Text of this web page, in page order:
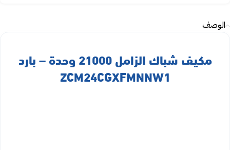
الوصف
مكيف شباك الزامل 21000 وحدة – بارد
ZCM24CGXFMNNW1